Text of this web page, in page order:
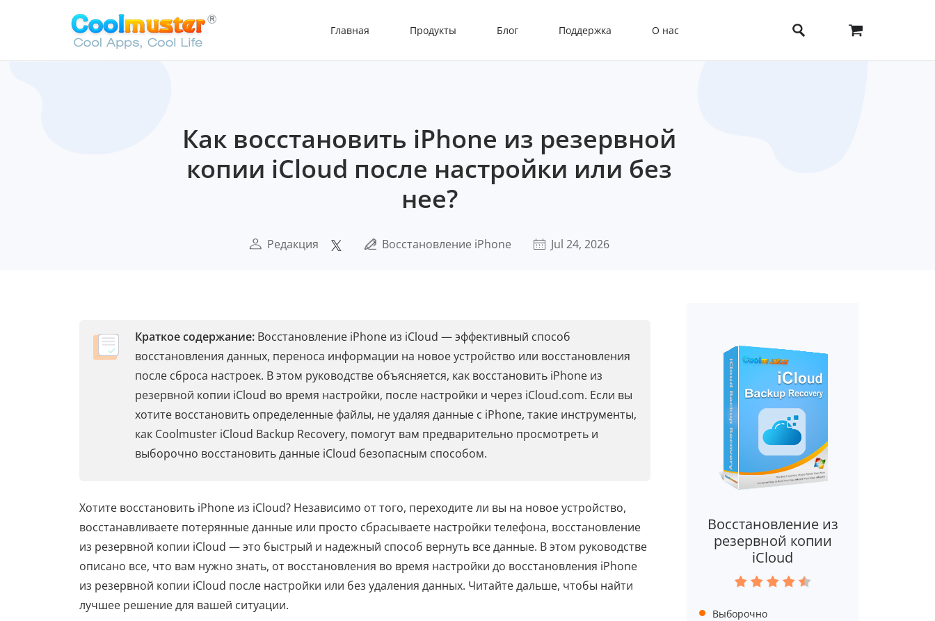
Главная Продукты Блог Поддержка О нас
Как восстановить iPhone из резервной
копии iCloud после настройки или без
нее?
Редакция Восстановление iPhone Jul 24, 2026
Краткое содержание: Восстановление iPhone из iCloud — эффективный способ
восстановления данных, переноса информации на новое устройство или восстановления
после сброса настроек. В этом руководстве объясняется, как восстановить iPhone из
резервной копии iCloud во время настройки, после настройки и через iCloud.com. Если вы
хотите восстановить определенные файлы, не удаляя данные с iPhone, такие инструменты,
как Coolmuster iCloud Backup Recovery, помогут вам предварительно просмотреть и
выборочно восстановить данные iCloud безопасным способом.
Хотите восстановить iPhone из iCloud? Независимо от того, переходите ли вы на новое устройство,
восстанавливаете потерянные данные или просто сбрасываете настройки телефона, восстановление
из резервной копии iCloud — это быстрый и надежный способ вернуть все данные. В этом руководстве
описано все, что вам нужно знать, от восстановления во время настройки до восстановления iPhone
из резервной копии iCloud после настройки или без удаления данных. Читайте дальше, чтобы найти
лучшее решение для вашей ситуации.
Восстановление из
резервной копии
iCloud
Выборочно